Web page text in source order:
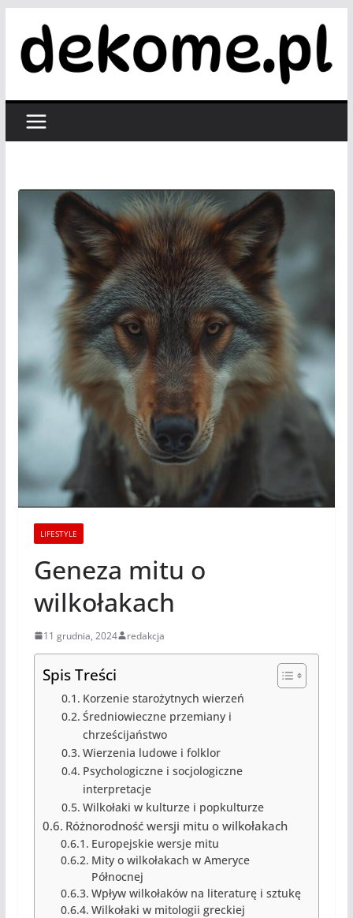
treści
LIFESTYLE
Geneza mitu o
wilkołakach
11 grudnia, 2024 redakcja
Spis Treści
Korzenie starożytnych wierzeń
Średniowieczne przemiany i
chrześcijaństwo
Wierzenia ludowe i folklor
Psychologiczne i socjologiczne
interpretacje
Wilkołaki w kulturze i popkulturze
Różnorodność wersji mitu o wilkołakach
Europejskie wersje mitu
Mity o wilkołakach w Ameryce
Północnej
Wpływ wilkołaków na literaturę i sztukę
Wilkołaki w mitologii greckiej